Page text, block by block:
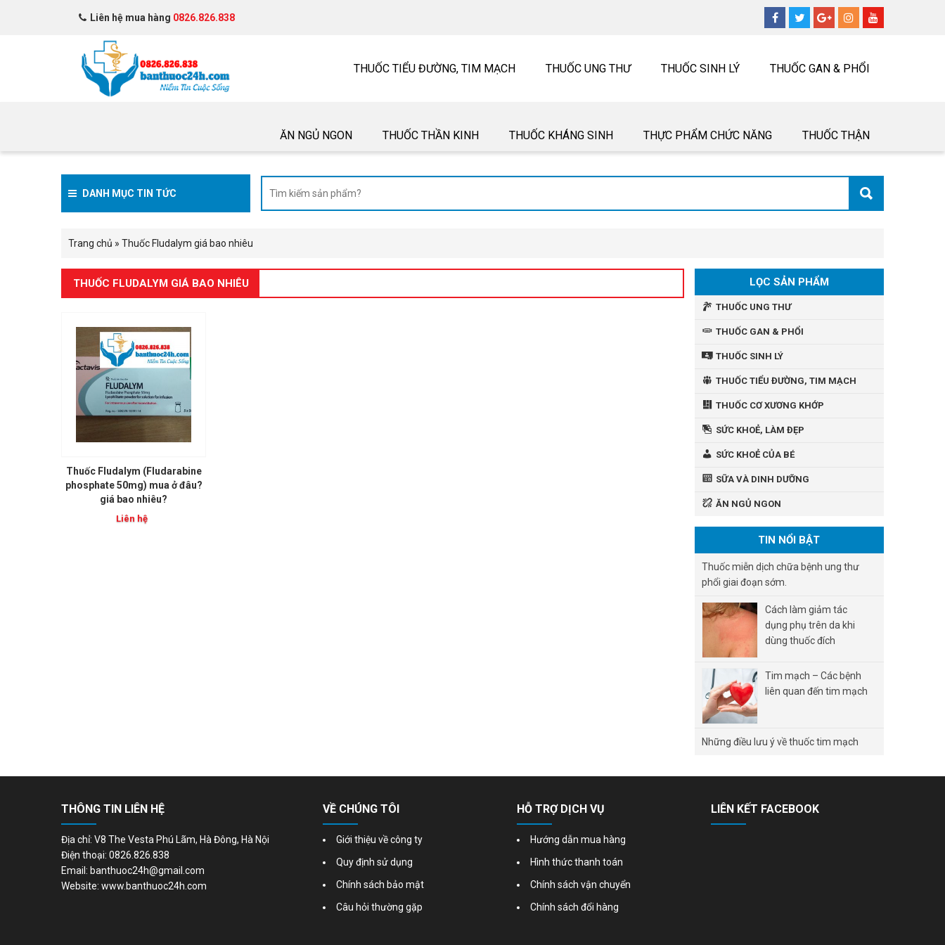
Liên hệ mua hàng 0826.826.838
THUỐC TIỂU ĐƯỜNG, TIM MẠCH THUỐC UNG THƯ THUỐC SINH LÝ THUỐC GAN & PHỔI
ĂN NGỦ NGON THUỐC THẦN KINH THUỐC KHÁNG SINH THỰC PHẨM CHỨC NĂNG THUỐC THẬN
DANH MỤC TIN TỨC
Trang chủ » Thuốc Fludalym giá bao nhiêu
THUỐC FLUDALYM GIÁ BAO NHIÊU
Thuốc Fludalym (Fludarabine
phosphate 50mg) mua ở đâu?
giá bao nhiêu?
Liên hệ
LỌC SẢN PHẨM
THUỐC UNG THƯ
THUỐC GAN & PHỔI
THUỐC SINH LÝ
THUỐC TIỂU ĐƯỜNG, TIM MẠCH
THUỐC CƠ XƯƠNG KHỚP
SỨC KHOẺ, LÀM ĐẸP
SỨC KHOẺ CỦA BÉ
SỮA VÀ DINH DƯỠNG
ĂN NGỦ NGON
TIN NỔI BẬT
Thuốc miễn dịch chữa bệnh ung thư
phổi giai đoạn sớm.
Cách làm giảm tác
dụng phụ trên da khi
dùng thuốc đích
Tim mạch – Các bệnh
liên quan đến tim mạch
Những điều lưu ý về thuốc tim mạch
THÔNG TIN LIÊN HỆ
Địa chỉ: V8 The Vesta Phú Lãm, Hà Đông, Hà Nội
Điện thoại: 0826.826.838
Email: banthuoc24h@gmail.com
Website: www.banthuoc24h.com
VỀ CHÚNG TÔI
Giới thiệu về công ty
Quy định sử dụng
Chính sách bảo mật
Câu hỏi thường gặp
HỖ TRỢ DỊCH VỤ
Hướng dẫn mua hàng
Hình thức thanh toán
Chính sách vận chuyển
Chính sách đổi hàng
LIÊN KẾT FACEBOOK